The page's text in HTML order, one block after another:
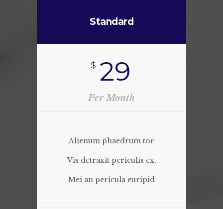
Standard
$ 29
Per Month
Alienum phaedrum tor
Vis detraxit periculis ex,
Mei an pericula euripid